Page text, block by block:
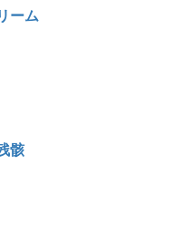
ーム
骸